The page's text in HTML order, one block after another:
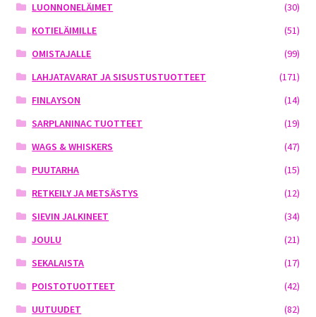
LUONNONELÄIMET
(30)
KOTIELÄIMILLE
(51)
OMISTAJALLE
(99)
LAHJATAVARAT JA SISUSTUSTUOTTEET
(171)
FINLAYSON
(14)
SARPLANINAC TUOTTEET
(19)
WAGS & WHISKERS
(47)
PUUTARHA
(15)
RETKEILY JA METSÄSTYS
(12)
SIEVIN JALKINEET
(34)
JOULU
(21)
SEKALAISTA
(17)
POISTOTUOTTEET
(42)
UUTUUDET
(82)